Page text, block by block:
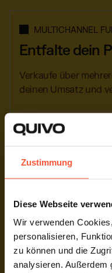
Zustimmung
Diese Webseite
Wir verwenden
personalisieren,
zu können und die
analysieren. Außerdem
MULTICHANNEL
Entfalte dein
Verkaufe über
deinen Umsatz und
DIREKTE
Unsere Software
Funktionen.
EROBERE NEUE
Weltweite